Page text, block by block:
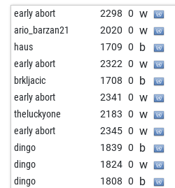
early abort 2298 0 w
ario_barzan21 2020 0 w
haus 1709 0 b
early abort 2322 0 w
brkljacic 1708 0 b
early abort 2341 0 w
theluckyone 2183 0 w
early abort 2345 0 w
dingo 1839 0 b
dingo 1824 0 w
dingo 1808 0 b